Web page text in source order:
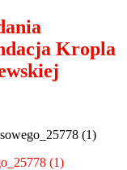
Kropla
(1)
(1)